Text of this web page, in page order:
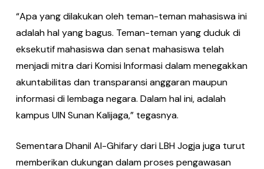
“Apa yang dilakukan oleh teman-teman mahasiswa ini
adalah hal yang bagus. Teman-teman yang duduk di
eksekutif mahasiswa dan senat mahasiswa telah
menjadi mitra dari Komisi Informasi dalam menegakkan
akuntabilitas dan transparansi anggaran maupun
informasi di lembaga negara. Dalam hal ini, adalah
kampus UIN Sunan Kalijaga,” tegasnya.
Sementara Dhanil Al-Ghifary dari LBH Jogja juga turut
memberikan dukungan dalam proses pengawasan